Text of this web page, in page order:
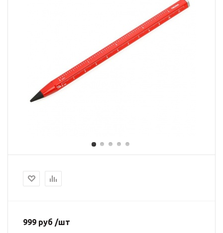
999 руб /шт